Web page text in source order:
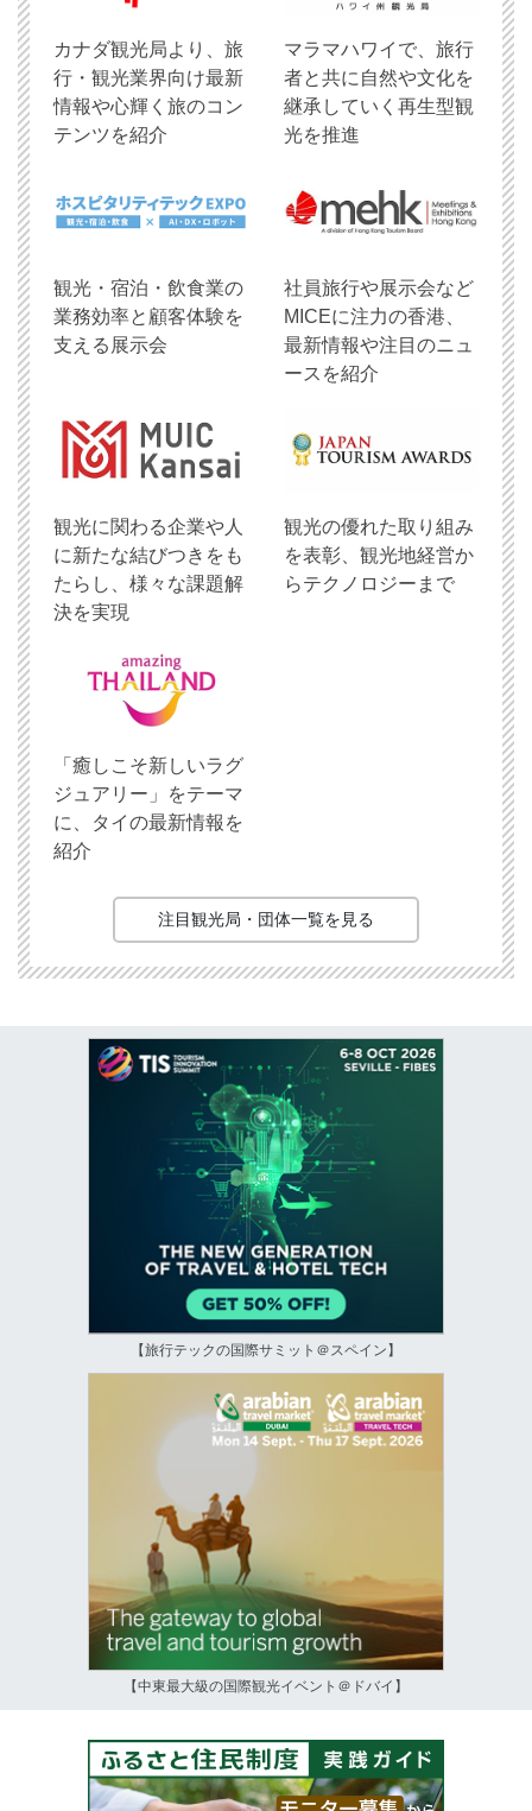
​カナダ観光局より、旅
行・観光業界向け最新
情報や心輝く旅のコン
テンツを紹介
マラマハワイで、旅行
者と共に自然や文化を
継承していく再生型観
光を推進
観光・宿泊・飲食業の
業務効率と顧客体験を
支える展示会
社員旅行や展示会など
MICEに注力の香港、
最新情報や注目のニュ
ースを紹介
観光に関わる企業や人
に新たな結びつきをも
たらし、様々な課題解
決を実現
観光の優れた取り組み
を表彰、観光地経営か
らテクノロジーまで
「癒しこそ新しいラグ
ジュアリー」をテーマ
に、タイの最新情報を
紹介
注目観光局・団体一覧を見る
【旅行テックの国際サミット＠スペイン】
【中東最大級の国際観光イベント＠ドバイ】